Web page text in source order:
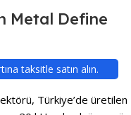
Metal Define
taksitle satın alın.
Türkiye’de üretilen